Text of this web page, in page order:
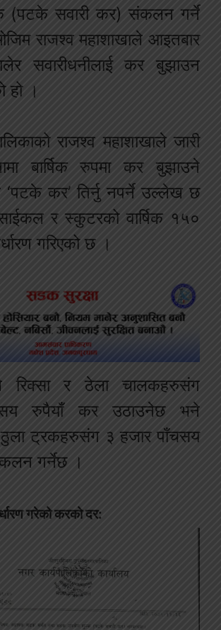
(पटके सवारी कर) संकलन गर्ने
राजश्व महाशाखाले आइतबार
सवारीधनीलाई कर बुझाउन
हो ।
राजश्व महाशाखाले जारी
बार्षिक रुपमा कर बुझाउने
‘पटके कर’ तिर्नु नपर्ने उल्लेख छ
र स्कुटरको वार्षिक १५०
गरिएको छ ।
रिक्सा र ठेला चालकहरुसंग
रुपैयाँ कर उठाउनेछ भने
ठुला ट्रकहरुसंग ३ हजार पाँचसय
गर्नेछ ।
गरेको करको दर: